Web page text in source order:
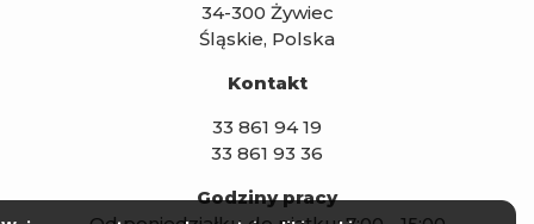
34-300 Żywiec
Śląskie, Polska
Kontakt
33 861 94 19
33 861 93 36
Godziny pracy